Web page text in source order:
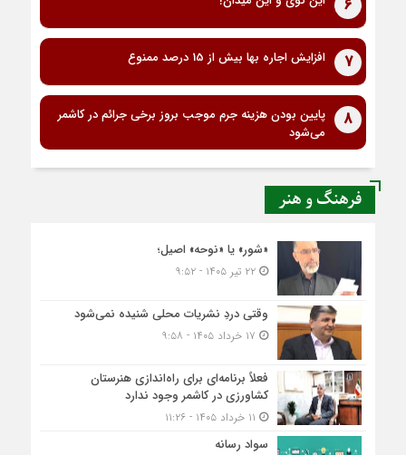
6
7 افزایش اجاره بها بیش از 15 درصد ممنوع
8
پایین بودن هزینه جرم موجب بروز برخی جرائم در کاشمر
می‌شود
فرهنگ و هنر
«شور» یا «نوحه» اصیل؛
۲۲ تیر ۱۴۰۵ - ۹:۵۲
وقتی دردِ نشریات محلی شنیده نمی‌شود
فعلاً برنامه‌ای برای راه‌اندازی هنرستان
کشاورزی در کاشمر وجود ندارد
سواد رسانه